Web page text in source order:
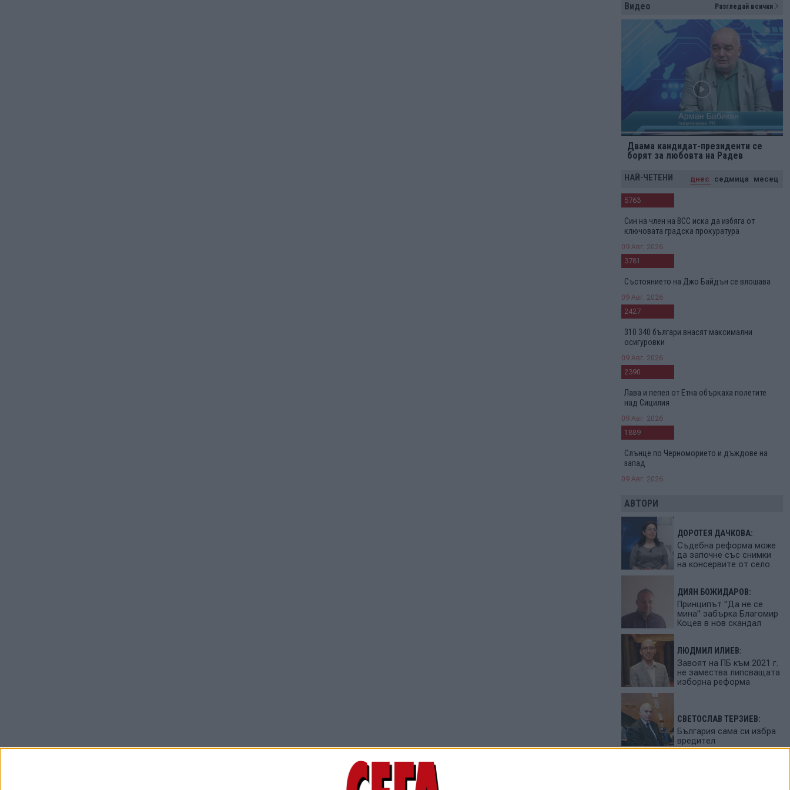
Видео Разгледай всички
Двама кандидат-президенти се
борят за любовта на Радев
НАЙ-ЧЕТЕНИ днес седмица месец
5763
Син на член на ВСС иска да избяга от
ключовата градска прокуратура
09 Авг. 2026
3781
Състоянието на Джо Байдън се влошава
09 Авг. 2026
2427
310 340 българи внасят максимални
осигуровки
09 Авг. 2026
2390
Лава и пепел от Етна объркаха полетите
над Сицилия
09 Авг. 2026
1889
Слънце по Черноморието и дъждове на
запад
09 Авг. 2026
АВТОРИ
ДОРОТЕЯ ДАЧКОВА:
Съдебна реформа може
да започне със снимки
на консервите от село
ДИЯН БОЖИДАРОВ:
Принципът "Да не се
мина" забърка Благомир
Коцев в нов скандал
ЛЮДМИЛ ИЛИЕВ:
Завоят на ПБ към 2021 г.
не замества липсващата
изборна реформа
СВЕТОСЛАВ ТЕРЗИЕВ:
България сама си избра
вредител